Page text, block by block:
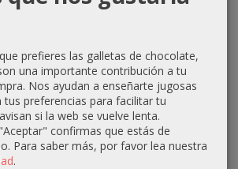
finos
€
N6.14
Avellana
60ml...
4,31 €
6,61 €
Rubio Muy
Claro...
4,76 €
prefieres las galletas de chocolate,
una importante contribución a tu
Nos ayudan a enseñarte jugosas
preferencias para facilitar tu
si la web se vuelve lenta.
confirmas que estás de
Para saber más, por favor lea nuestra
.